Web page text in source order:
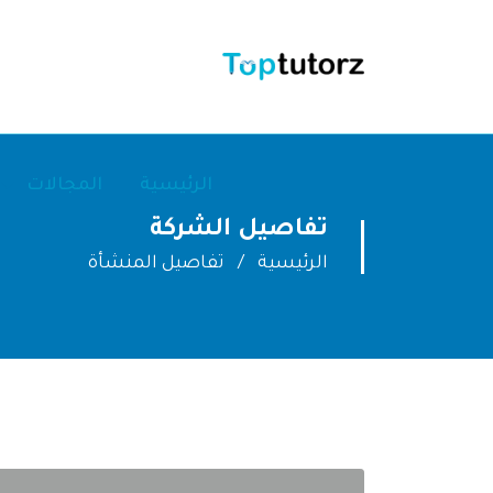
الرئيسية المجالات
تفاصيل الشركة
الرئيسية تفاصيل المنشأة